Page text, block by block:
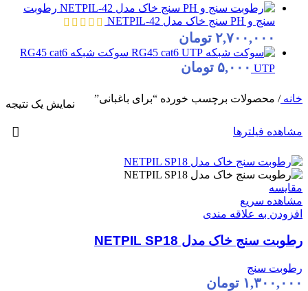
رطوبت
سنج و PH سنج خاک مدل NETPIL-42
۲,۷۰۰,۰۰۰ تومان
سوکت شبکه RG45 cat6
UTP ۵,۰۰۰ تومان
خانه/ محصولات برچسب خورده “برای باغبانی” نمایش یک نتیجه
مشاهده فیلترها
مقایسه
مشاهده سریع
افزودن به علاقه مندی
رطوبت سنج خاک مدل NETPIL SP18
رطوبت سنج
۱,۳۰۰,۰۰۰ تومان